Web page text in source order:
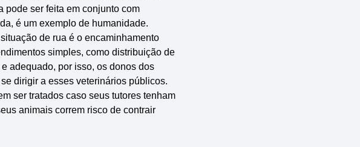
pode ser feita em conjunto com
é um exemplo de humanidade.
de rua é o encaminhamento
simples, como distribuição de
adequado, por isso, os donos dos
dirigir a esses veterinários públicos.
ser tratados caso seus tutores tenham
animais correm risco de contrair